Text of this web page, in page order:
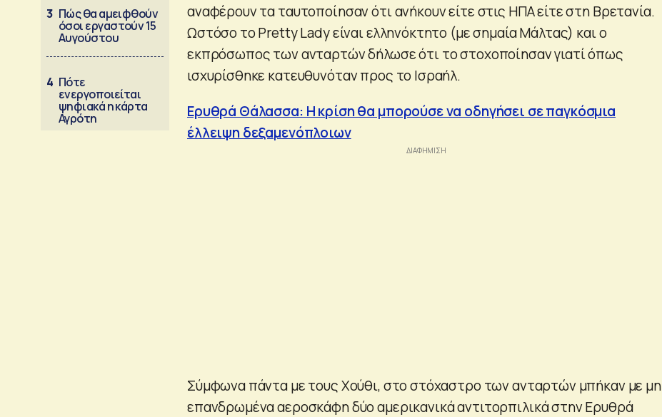
3 Πώς θα αμειφθούν
όσοι εργαστούν 15
Αυγούστου
4 Πότε
ενεργοποιείται
ψηφιακά η κάρτα
Αγρότη
αναφέρουν τα ταυτοποίησαν ότι ανήκουν είτε στις ΗΠΑ είτε στη Βρετανία.
Ωστόσο το Pretty Lady είναι ελληνόκτητο (με σημαία Μάλτας) και ο
εκπρόσωπος των ανταρτών δήλωσε ότι το στοχοποίησαν γιατί όπως
ισχυρίσθηκε κατευθυνόταν προς το Ισραήλ.
Ερυθρά Θάλασσα: Η κρίση θα μπορούσε να οδηγήσει σε παγκόσμια
έλλειψη δεξαμενόπλοιων
Σύμφωνα πάντα με τους Χούθι, στο στόχαστρο των ανταρτών μπήκαν με μη
επανδρωμένα αεροσκάφη δύο αμερικανικά αντιτορπιλικά στην Ερυθρά